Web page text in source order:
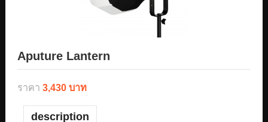
Aputure Lantern
ราคา 3,430 บาท
description